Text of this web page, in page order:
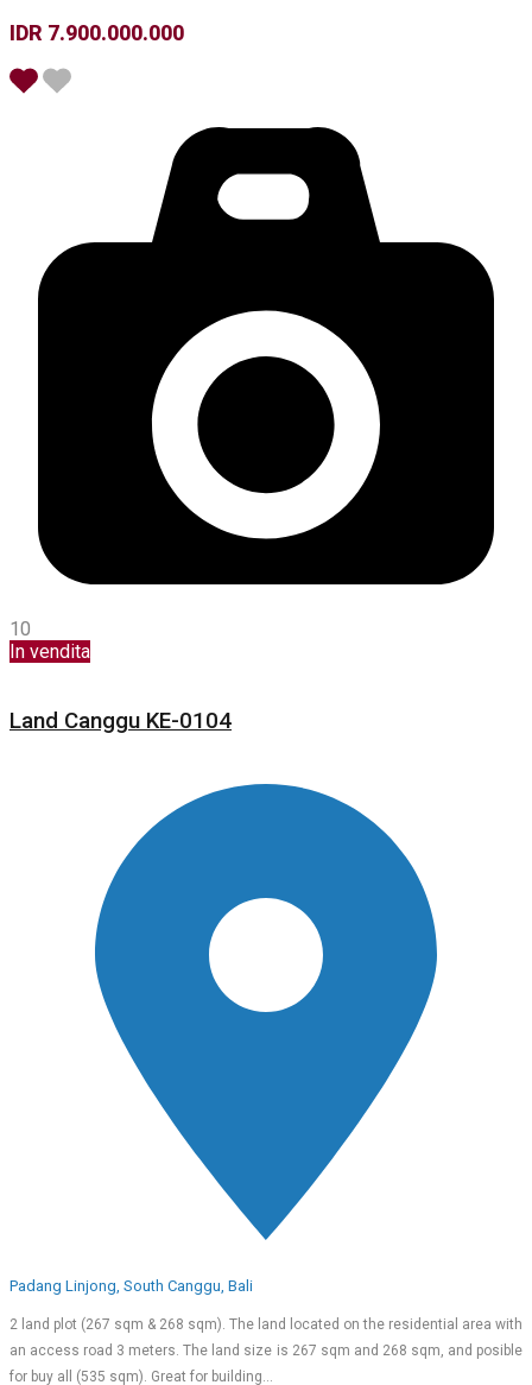
IDR 7.900.000.000
10
In vendita
Land Canggu KE-0104
Padang Linjong, South Canggu, Bali
2 land plot (267 sqm & 268 sqm). The land located on the residential area with
an access road 3 meters. The land size is 267 sqm and 268 sqm, and posible
for buy all (535 sqm). Great for building…